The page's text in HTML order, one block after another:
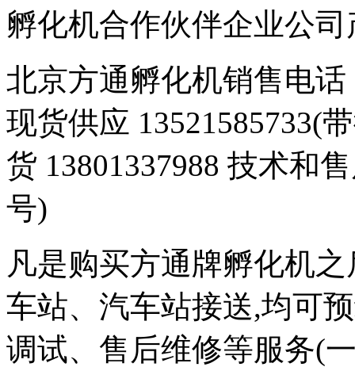
孵化机合作伙伴企业公
北京方通孵化机销售电话
现货供应 13521585733(
货 13801337988 技术和
号)
凡是购买方通牌孵化机
车站、汽车站接送,均可
调试、售后维修等服务(